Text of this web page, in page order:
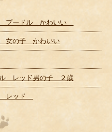
プードル かわいい
女の子 かわいい
レッド男の子 ２歳
レッド